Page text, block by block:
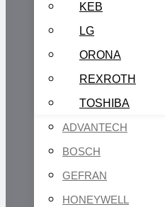
KEB
LG
ORONA
REXROTH
TOSHIBA
ADVANTECH
BOSCH
GEFRAN
HONEYWELL